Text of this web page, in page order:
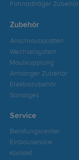
Fahrradträger Zubehör
Zubehör
Anschraubplatten
Wechselsystem
Maulkupplung
Anhänger Zubehör
Elektrozubehör
Sonstiges
Service
Beratungscenter
Einbauservice
Kontakt